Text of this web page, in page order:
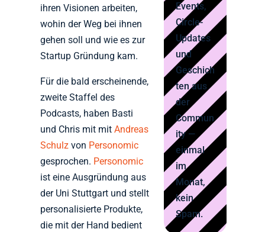
ihren Visionen arbeiten,
wohin der Weg bei ihnen
gehen soll und wie es zur
Startup Gründung kam.
Für die bald erscheinende,
zweite Staffel des
Podcasts, haben Basti
und Chris mit mitAndreas
Schulz von Personomic
gesprochen. Personomic
ist eine Ausgründung aus
der Uni Stuttgart und stellt
personalisierte Produkte,
die mit der Hand bedient
Events,
Circle-
Updates
und
Geschich
ten aus
der
Commun
ity —
einmal
im
Monat,
kein
Spam.